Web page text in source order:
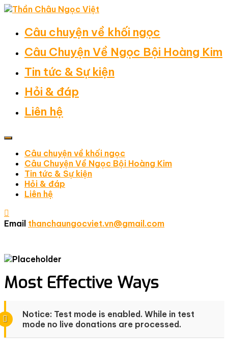
Câu chuyện về khối ngọc
Câu Chuyện Về Ngọc Bội Hoàng Kim
Tin tức & Sự kiện
Hỏi & đáp
Liên hệ
Câu chuyện về khối ngọc
Câu Chuyện Về Ngọc Bội Hoàng Kim
Tin tức & Sự kiện
Hỏi & đáp
Liên hệ
Email thanchaungocviet.vn@gmail.com
Most Effective Ways
Notice: Test mode is enabled. While in test
mode no live donations are processed.